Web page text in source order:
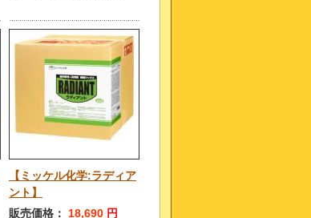
【ミッケル化学:ラディア
ント】
販売価格：
18,690 円